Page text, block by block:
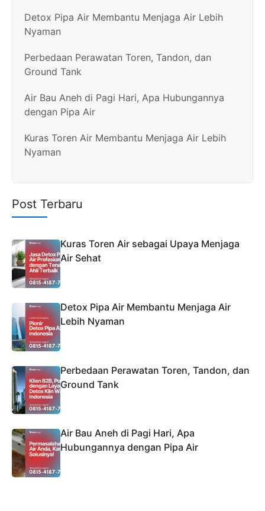
Detox Pipa Air Membantu Menjaga Air Lebih
Nyaman
Perbedaan Perawatan Toren, Tandon, dan
Ground Tank
Air Bau Aneh di Pagi Hari, Apa Hubungannya
dengan Pipa Air
Kuras Toren Air Membantu Menjaga Air Lebih
Nyaman
Post Terbaru
Kuras Toren Air sebagai Upaya Menjaga
Air Sehat
Detox Pipa Air Membantu Menjaga Air
Lebih Nyaman
Perbedaan Perawatan Toren, Tandon, dan
Ground Tank
Air Bau Aneh di Pagi Hari, Apa
Hubungannya dengan Pipa Air